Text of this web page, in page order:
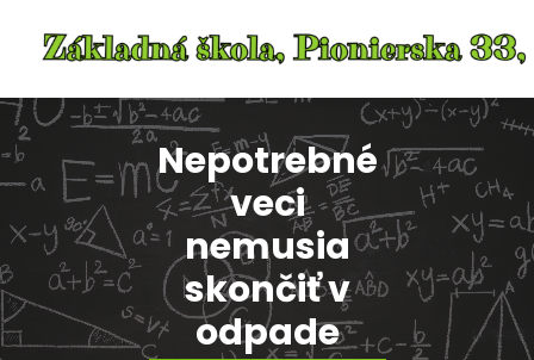
content
Nepotrebné
veci
nemusia
skončiť v
odpade